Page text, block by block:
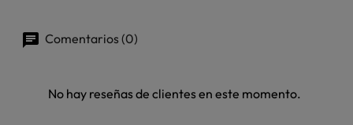
Comentarios (0)
No hay reseñas de clientes en este momento.